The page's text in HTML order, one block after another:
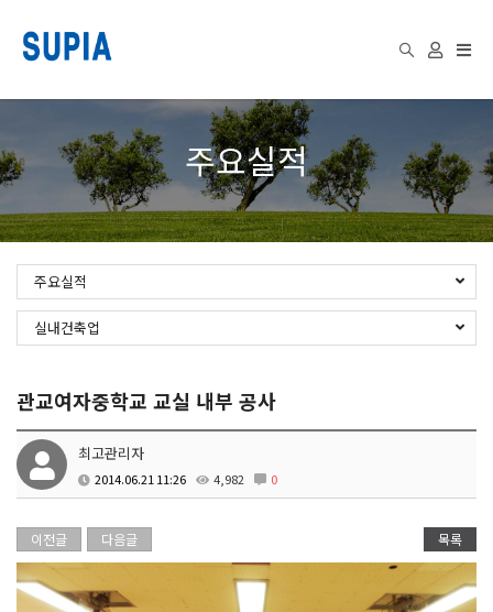
주요실적
주요실적
실내건축업
관교여자중학교 교실 내부 공사
최고관리자
2014.06.21 11:26 4,982 0
이전글 다음글 목록